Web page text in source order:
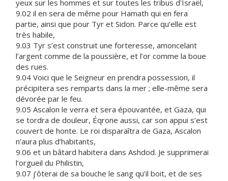
yeux sur les hommes et sur toutes les tribus d’Israël,
9.02 il en sera de même pour Hamath qui en fera
partie, ainsi que pour Tyr et Sidon. Parce qu’elle est
très habile,
9.03 Tyr s’est construit une forteresse, amoncelant
l’argent comme de la poussière, et l’or comme la boue
des rues.
9.04 Voici que le Seigneur en prendra possession, il
précipitera ses remparts dans la mer ; elle-même sera
dévorée par le feu.
9.05 Ascalon le verra et sera épouvantée, et Gaza, qui
se tordra de douleur, Éqrone aussi, car son appui s’est
couvert de honte. Le roi disparaîtra de Gaza, Ascalon
n’aura plus d’habitants,
9.06 et un bâtard habitera dans Ashdod. Je supprimerai
l’orgueil du Philistin,
9.07 j’ôterai de sa bouche le sang qu’il boit, et de ses